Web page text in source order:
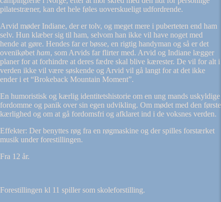
pilatestræner, kan det hele føles uoverskueligt udfordrende.
Arvid møder Indiane, der er tolv, og meget mere i puberteten end ham
selv. Hun klæber sig til ham, selvom han ikke vil have noget med
hende at gøre. Hendes far er bøsse, en rigtig handyman og så er det
ovenikøbet ham, som Arvids far flirter med. Arvid og Indiane lægger
planer for at forhindre at deres fædre skal blive kærester. De vil for alt i
verden ikke vil være søskende og Arvid vil gå langt for at det ikke
ender i et “Brokeback Mountain Moment”.
En humoristisk og kærlig identitetshistorie om en ung mands uskyldige
fordomme og panik over sin egen udvikling. Om mødet med den første
kærlighed og om at gå fordomsfri og afklaret ind i de voksnes verden.
Effekter: Der benyttes røg fra en røgmaskine og der spilles forstærket
musik under forestillingen.
Fra 12 år.
Forestillingen kl 11 spiller som skoleforstilling.